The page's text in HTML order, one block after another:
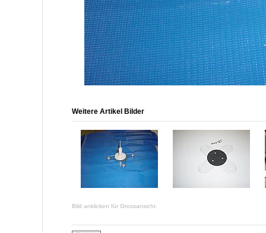
Weitere Artikel Bilder
Bild anklicken für Grossansicht.